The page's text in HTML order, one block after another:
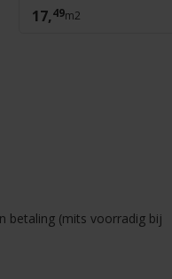
17,49m2
betaling (mits voorradig bij